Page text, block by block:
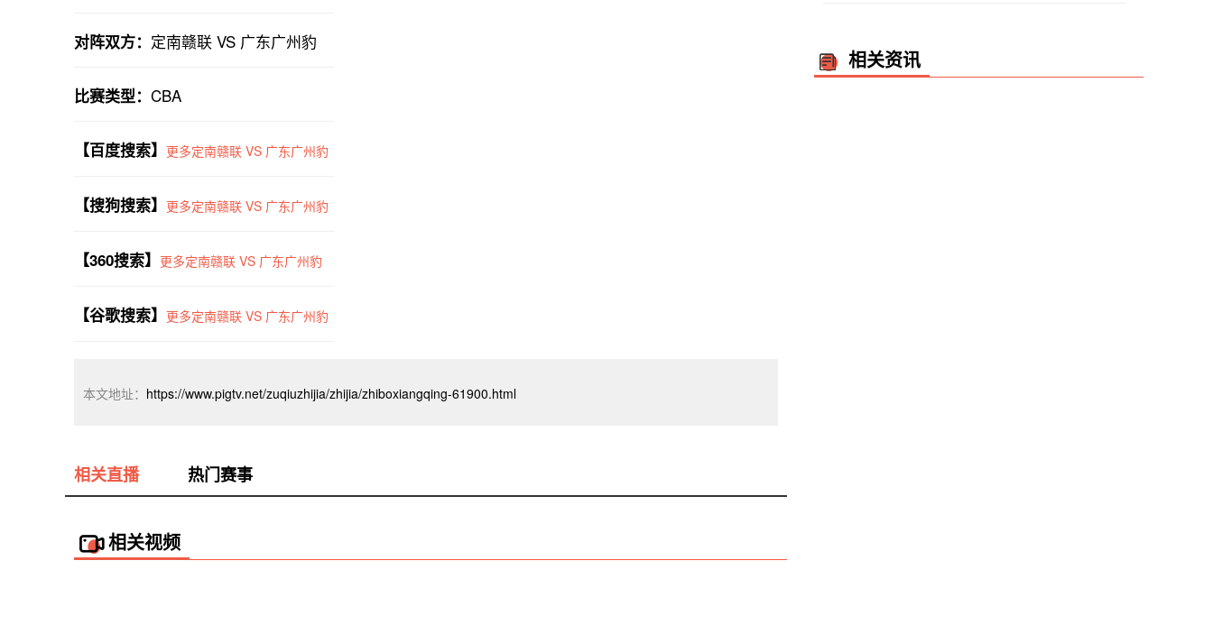
对阵双方： 定南赣联 VS 广东广州豹
比赛类型： CBA
【百度搜索】 更多定南赣联 VS 广东广州豹
【搜狗搜索】 更多定南赣联 VS 广东广州豹
【360搜索】 更多定南赣联 VS 广东广州豹
【谷歌搜索】 更多定南赣联 VS 广东广州豹
本文地址： https://www.pigtv.net/zuqiuzhijia/zhijia/zhiboxiangqing-61900.html
相关直播 热门赛事
相关视频
相关资讯